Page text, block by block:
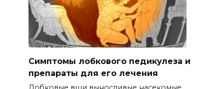
Симптомы лобкового педикулеза и
препараты для его лечения